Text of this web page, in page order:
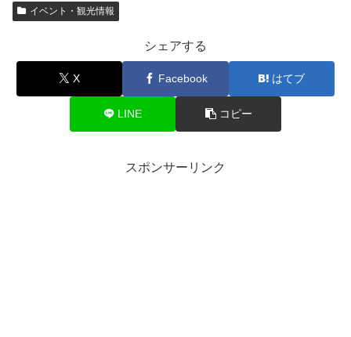
イベント・観光情報
シェアする
X Facebook はてブ
LINE コピー
スポンサーリンク